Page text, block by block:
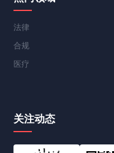
法律
合规
医疗
关注动态